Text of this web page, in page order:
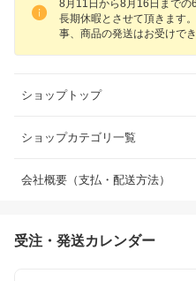
8月11日から8月16日までの
長期休暇とさせて頂きます
事、商品の発送はお受けで
ショップトップ
ショップカテゴリ一覧
会社概要（支払・配送方法）
受注・発送カレンダー